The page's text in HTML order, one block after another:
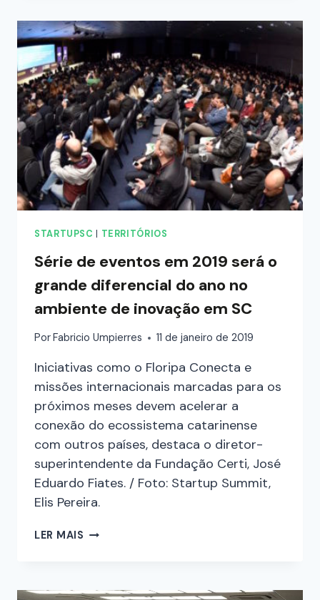
STARTUPSC TERRITÓRIOS
Série de eventos em 2019 será o
grande diferencial do ano no
ambiente de inovação em SC
PorFabricio Umpierres 11 de janeiro de 2019
Iniciativas como o Floripa Conecta e
missões internacionais marcadas para os
próximos meses devem acelerar a
conexão do ecossistema catarinense
com outros países, destaca o diretor-
superintendente da Fundação Certi, José
Eduardo Fiates. / Foto: Startup Summit,
Elis Pereira.
LER MAIS